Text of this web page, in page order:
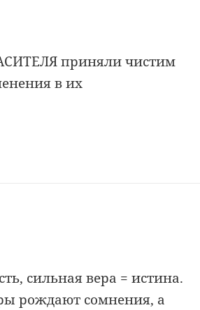
приняли чистим
в их
сильная вера = истина.
рождают сомнения, а